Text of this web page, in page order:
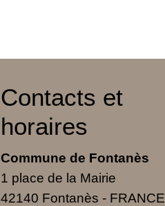
Contacts et
horaires
Commune de Fontanès
1 place de la Mairie
42140 Fontanès - FRANCE